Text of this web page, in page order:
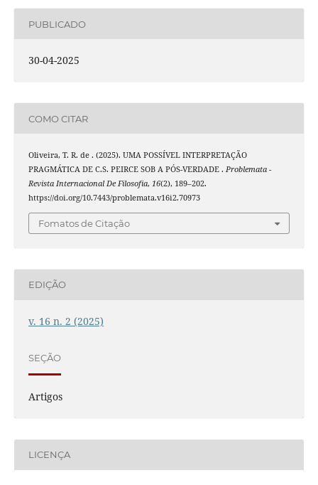
PUBLICADO
30-04-2025
COMO CITAR
Oliveira, T. R. de . (2025). UMA POSSÍVEL INTERPRETAÇÃO
PRAGMÁTICA DE C.S. PEIRCE SOB A PÓS-VERDADE . Problemata -
Revista Internacional De Filosofia, 16(2), 189–202.
https://doi.org/10.7443/problemata.v16i2.70973
Fomatos de Citação
EDIÇÃO
v. 16 n. 2 (2025)
SEÇÃO
Artigos
LICENÇA